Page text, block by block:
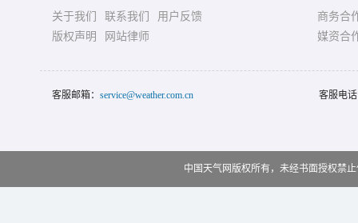
关于我们 联系我们
用户反馈
版权声明
网站律师
商务合
媒资合
客服邮箱： service@weather.com.cn 客服电
中国天气网版权所有，未经书面授权